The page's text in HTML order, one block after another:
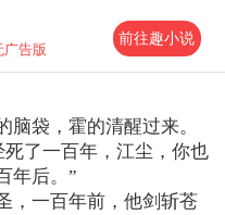
广告版
前往趣小说
袋，霍的清醒过来。
了一百年，江尘，你也
年后。”
一百年前，他剑斩苍